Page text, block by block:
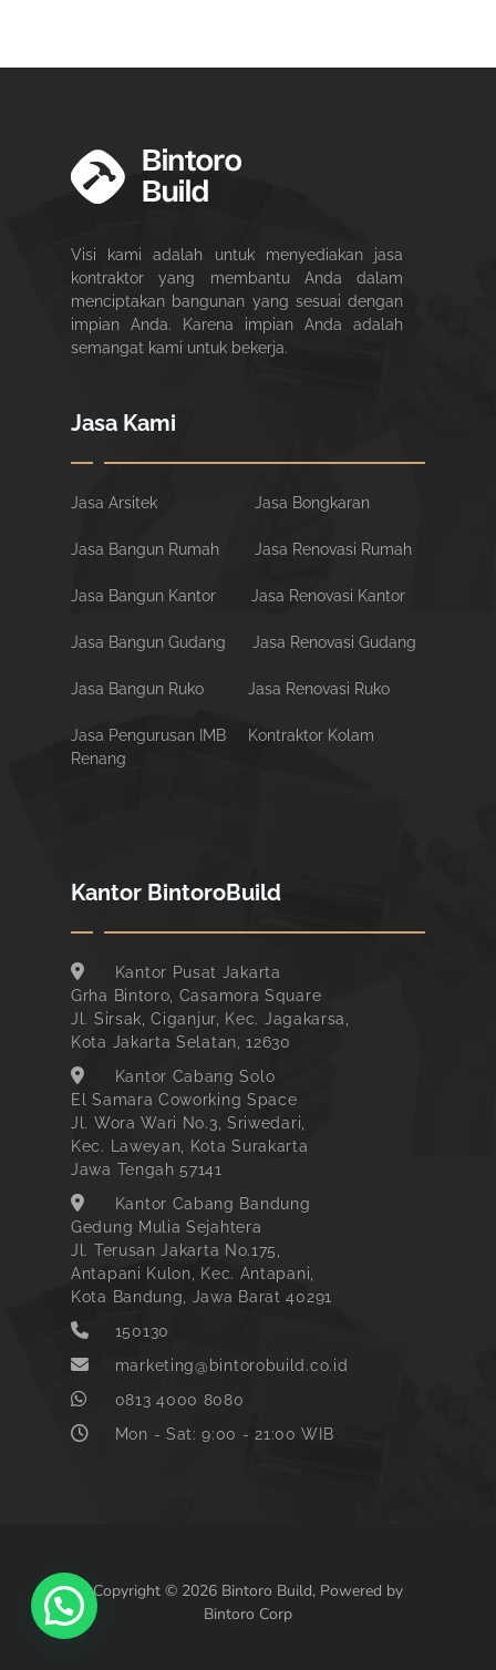
Visi kami adalah untuk menyediakan jasa
kontraktor yang membantu Anda dalam
menciptakan bangunan yang sesuai dengan
impian Anda. Karena impian Anda adalah
semangat kami untuk bekerja.
Jasa Kami
Jasa Arsitek Jasa Bongkaran
Jasa Bangun Rumah Jasa Renovasi Rumah
Jasa Bangun Kantor Jasa Renovasi Kantor
Jasa Bangun Gudang Jasa Renovasi Gudang
Jasa Bangun Ruko Jasa Renovasi Ruko
Jasa Pengurusan IMB
Kontraktor Kolam
Renang
Kantor BintoroBuild
Kantor Pusat Jakarta
Grha Bintoro, Casamora Square
Jl. Sirsak, Ciganjur, Kec. Jagakarsa,
Kota Jakarta Selatan, 12630
Kantor Cabang Solo
El Samara Coworking Space
Jl. Wora Wari No.3, Sriwedari,
Kec. Laweyan, Kota Surakarta
Jawa Tengah 57141
Kantor Cabang Bandung
Gedung Mulia Sejahtera
Jl. Terusan Jakarta No.175,
Antapani Kulon, Kec. Antapani,
Kota Bandung, Jawa Barat 40291
150130
marketing@bintorobuild.co.id
0813 4000 8080
Mon - Sat: 9:00 - 21:00 WIB
Copyright © 2026 Bintoro Build, Powered by
Bintoro Corp